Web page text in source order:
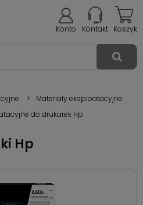
Koszyk
Kontakt
Konto
>
Materiały eksploatacyjne
do drukarek Hp
Hp